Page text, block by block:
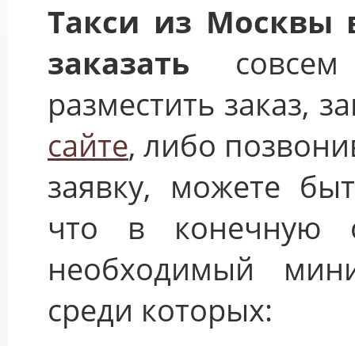
Такси из Москвы
заказать
разместить заказ,
сайте, либо
заявку, можете
что в конечную
необходимый
среди которых: